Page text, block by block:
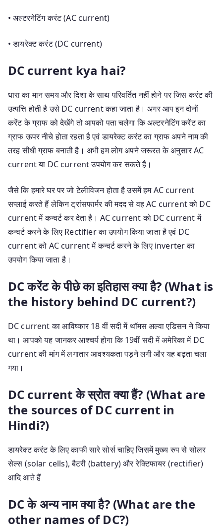
• अल्टरनेटिंग करंट (AC current)
• डायरेक्ट करंट (DC current)
DC current kya hai?
धारा का मान समय और दिशा के साथ परिवर्तित नहीं होने पर जिस करंट की
उत्पत्ति होती है उसे DC current कहा जाता है। अगर आप इन दोनों
करेंट के ग्राफ को देखेंगे तो आपको पता चलेगा कि अल्टरनेटिंग करेंट का
ग्राफ ऊपर नीचे होता रहता है एवं डायरेक्ट करंट का ग्राफ अपने नाम की
तरह सीधी ग्राफ बनाती है। अभी हम लोग अपने जरूरत के अनुसार AC
current या DC current उपयोग कर सकते हैं।
जैसे कि हमारे घर पर जो टेलीविजन होता है उसमें हम AC current
सप्लाई करते हैं लेकिन ट्रांसफार्मर की मदद से वह AC current को DC
current में कन्वर्ट कर देता है। AC current को DC current में
कन्वर्ट करने के लिए Rectifier का उपयोग किया जाता है एवं DC
current को AC current में कन्वर्ट करने के लिए inverter का
उपयोग किया जाता है।
DC करेंट के पीछे का इतिहास क्या है? (What is
the history behind DC current?)
DC current का आविष्कार 18 वीं सदी में थॉमस अल्वा एडिसन ने किया
था। आपको यह जानकर आश्चर्य होगा कि 19वीं सदी में अमेरिका में DC
current की मांग में लगातार आवश्यकता पड़ने लगी और यह बढ़ता चला
गया।
DC current के स्रोत क्या हैं? (What are
the sources of DC current in
Hindi?)
डायरेक्ट करंट के लिए काफी सारे सोर्स चाहिए जिसमें मुख्य रुप से सोलर
सेल्स (solar cells), बैटरी (battery) और रेक्टिफायर (rectifier)
आदि आते हैं
DC के अन्य नाम क्या है? (What are the
other names of DC?)